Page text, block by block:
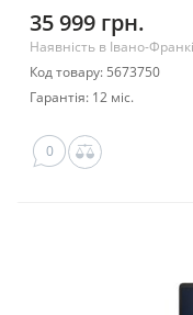
35 999 грн.
Наявність в Івано-
Код товару: 5673750
Гарантія: 12 міс.
0